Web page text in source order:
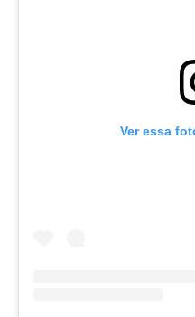
Ver essa